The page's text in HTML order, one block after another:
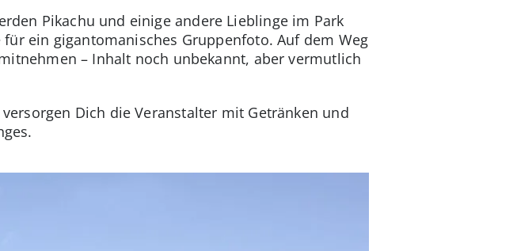
Pikachu und einige andere Lieblinge im Park
ein gigantomanisches Gruppenfoto. Auf dem Weg
– Inhalt noch unbekannt, aber vermutlich
Dich die Veranstalter mit Getränken und